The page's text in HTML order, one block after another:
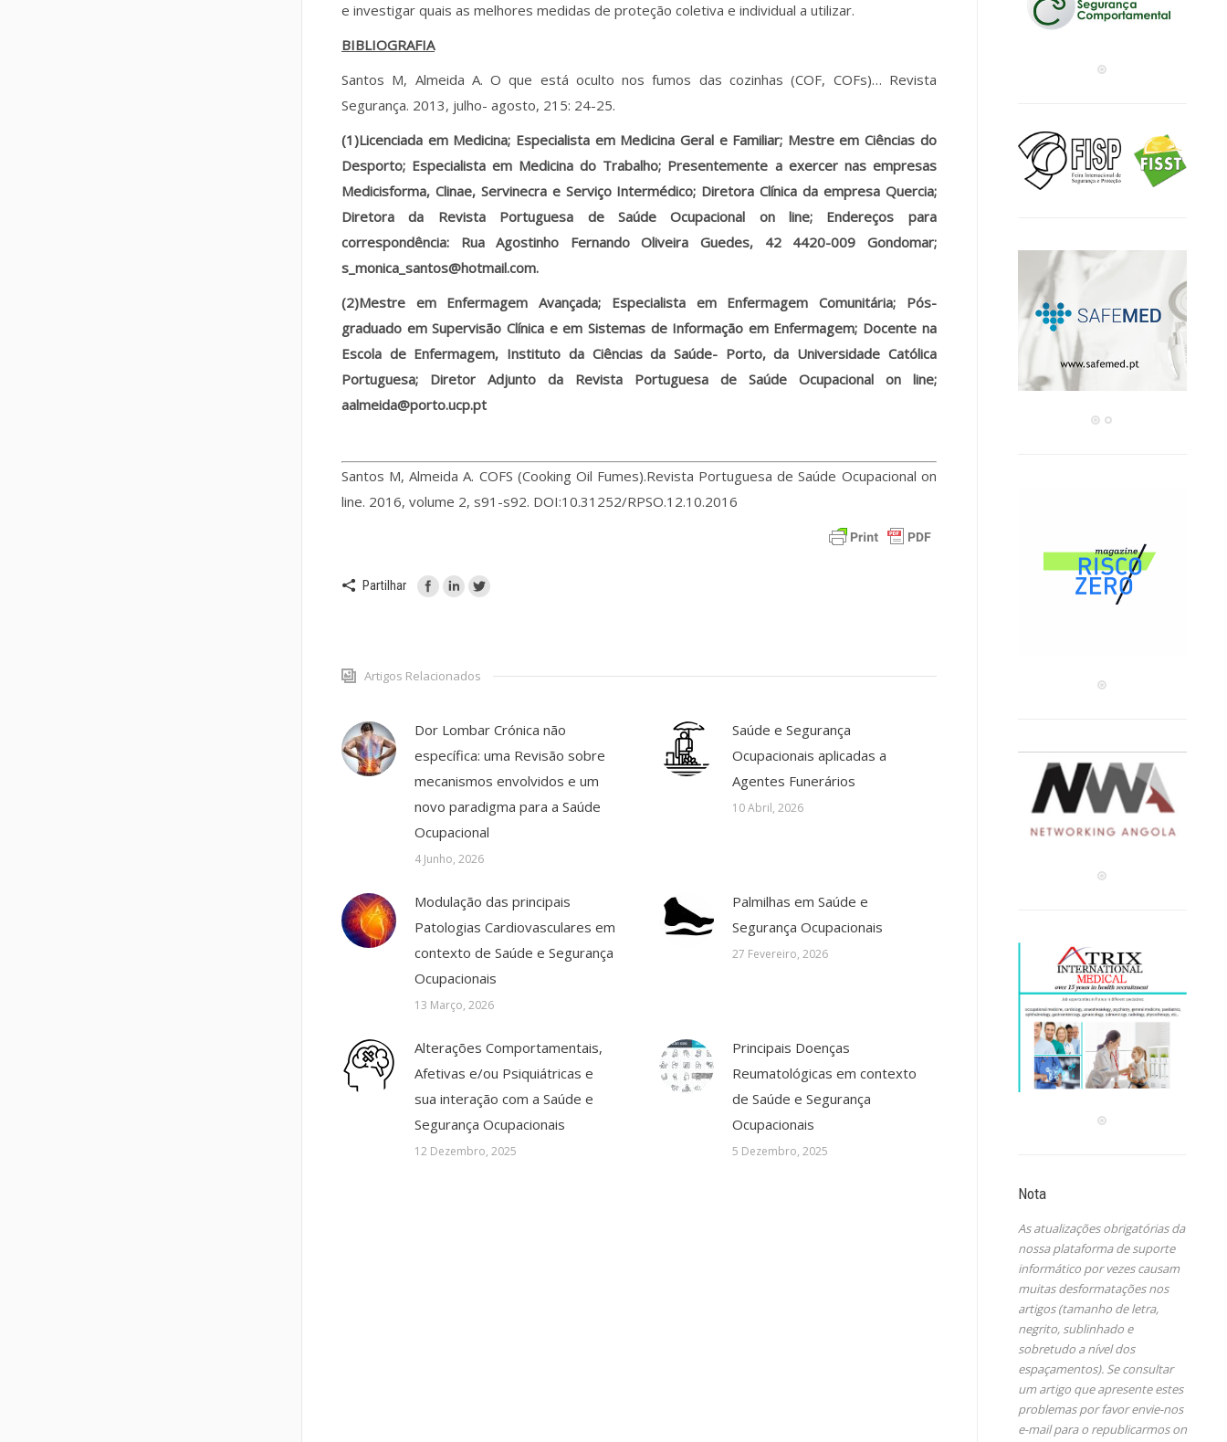
e investigar quais as melhores medidas de proteção coletiva e individual a utilizar.
BIBLIOGRAFIA
Santos M, Almeida A. O que está oculto nos fumos das cozinhas (COF, COFs)… Revista
Segurança. 2013, julho- agosto, 215: 24-25.
(1)Licenciada em Medicina; Especialista em Medicina Geral e Familiar; Mestre em Ciências do
Desporto; Especialista em Medicina do Trabalho; Presentemente a exercer nas empresas
Medicisforma, Clinae, Servinecra e Serviço Intermédico; Diretora Clínica da empresa Quercia;
Diretora da Revista Portuguesa de Saúde Ocupacional on line; Endereços para
correspondência: Rua Agostinho Fernando Oliveira Guedes, 42 4420-009 Gondomar;
s_monica_santos@hotmail.com.
(2)Mestre em Enfermagem Avançada; Especialista em Enfermagem Comunitária; Pós-
graduado em Supervisão Clínica e em Sistemas de Informação em Enfermagem; Docente na
Escola de Enfermagem, Instituto da Ciências da Saúde- Porto, da Universidade Católica
Portuguesa; Diretor Adjunto da Revista Portuguesa de Saúde Ocupacional on line;
aalmeida@porto.ucp.pt
Santos M, Almeida A. COFS (Cooking Oil Fumes).Revista Portuguesa de Saúde Ocupacional on
line. 2016, volume 2, s91-s92. DOI:10.31252/RPSO.12.10.2016
Partilhar
Artigos Relacionados
Dor Lombar Crónica não
específica: uma Revisão sobre
mecanismos envolvidos e um
novo paradigma para a Saúde
Ocupacional
4 Junho, 2026
Saúde e Segurança
Ocupacionais aplicadas a
Agentes Funerários
10 Abril, 2026
Modulação das principais
Patologias Cardiovasculares em
contexto de Saúde e Segurança
Ocupacionais
13 Março, 2026
Palmilhas em Saúde e
Segurança Ocupacionais
27 Fevereiro, 2026
Alterações Comportamentais,
Afetivas e/ou Psiquiátricas e
sua interação com a Saúde e
Segurança Ocupacionais
12 Dezembro, 2025
Principais Doenças
Reumatológicas em contexto
de Saúde e Segurança
Ocupacionais
5 Dezembro, 2025
Nota
As atualizações obrigatórias da
nossa plataforma de suporte
informático por vezes causam
muitas desformatações nos
artigos (tamanho de letra,
negrito, sublinhado e
sobretudo a nível dos
espaçamentos). Se consultar
um artigo que apresente estes
problemas por favor envie-nos
e-mail para o republicarmos on